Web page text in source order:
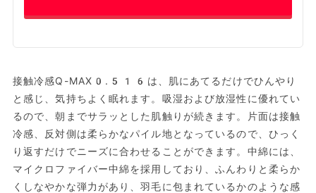
接触冷感Q-MAX0.516は、肌にあてるだけでひんやり
と感じ、気持ちよく眠れます。吸湿および放湿性に優れてい
るので、朝までサラッとした肌触りが続きます。片面は接触
冷感、反対側は柔らかなパイル地となっているので、ひっく
り返すだけでニーズに合わせることができます。中綿には、
マイクロファイバー中綿を採用しており、ふんわりと柔らか
くしなやかな弾力があり、羽毛に包まれているかのような感